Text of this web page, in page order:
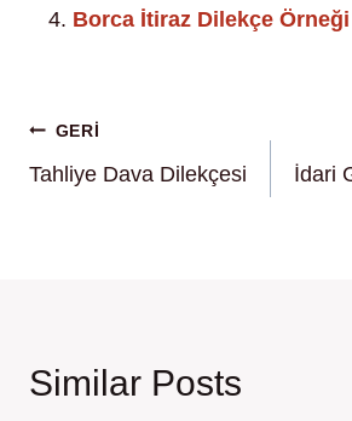
Borca İtiraz Dilekçe Örneği
Yazı
gezinmesi
GERİ
Tahliye Dava Dilekçesi
İdari
Similar Posts